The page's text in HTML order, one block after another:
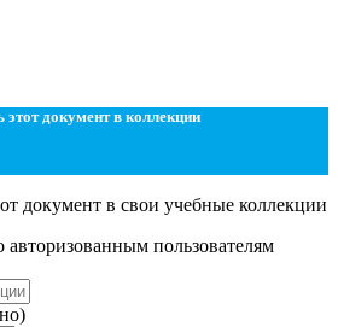
этот документ в коллекции
документ в свои учебные коллекции
авторизованным пользователям